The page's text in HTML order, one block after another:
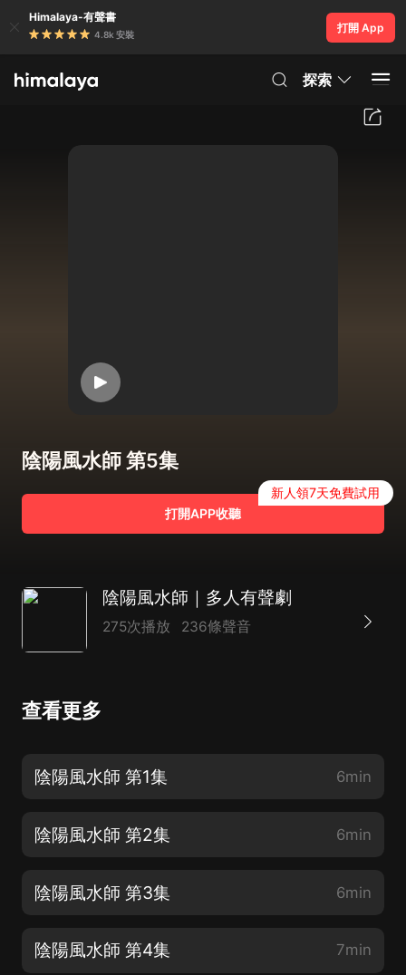
Himalaya-有聲書
4.8k 安裝
打開 App
探索
陰陽風水師 第5集
打開APP收聽
新人領7天免費試用
陰陽風水師｜多人有聲劇
275次播放 236條聲音
查看更多
陰陽風水師 第1集 6min
陰陽風水師 第2集 6min
陰陽風水師 第3集 6min
陰陽風水師 第4集 7min